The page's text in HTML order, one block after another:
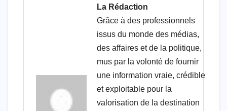
La Rédaction
Grâce à des professionnels
issus du monde des médias,
des affaires et de la politique,
mus par la volonté de fournir
une information vraie, crédible
et exploitable pour la
valorisation de la destination